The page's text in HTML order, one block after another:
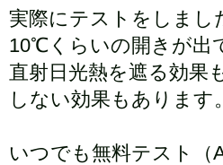
実際にテストをしまし
10℃くらいの開きが出
直射日光熱を遮る効果
しない効果もあります。
いつでも無料テスト（